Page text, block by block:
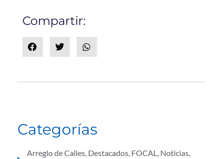
Compartir:
Categorías
Arreglo de Calles Destacados FOCAL Noticias